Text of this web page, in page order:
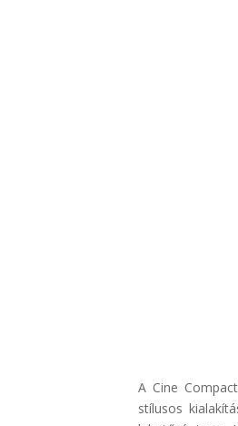
A Cine Compact
stílusos